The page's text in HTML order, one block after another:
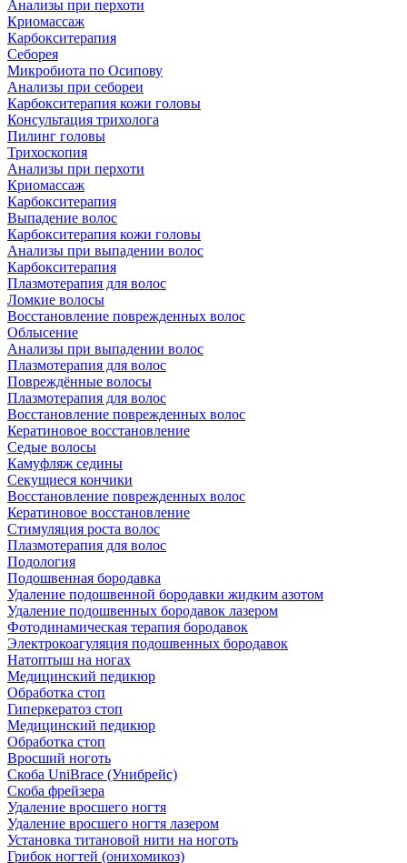
Анализы при перхоти
Криомассаж
Карбокситерапия
Себорея
Микробиота по Осипову
Анализы при себореи
Карбокситерапия кожи головы
Консультация трихолога
Пилинг головы
Трихоскопия
Анализы при перхоти
Криомассаж
Карбокситерапия
Выпадение волос
Карбокситерапия кожи головы
Анализы при выпадении волос
Карбокситерапия
Плазмотерапия для волос
Ломкие волосы
Восстановление поврежденных волос
Облысение
Анализы при выпадении волос
Плазмотерапия для волос
Повреждённые волосы
Плазмотерапия для волос
Восстановление поврежденных волос
Кератиновое восстановление
Седые волосы
Камуфляж седины
Секущиеся кончики
Восстановление поврежденных волос
Кератиновое восстановление
Стимуляция роста волос
Плазмотерапия для волос
Подология
Подошвенная бородавка
Удаление подошвенной бородавки жидким азотом
Удаление подошвенных бородавок лазером
Фотодинамическая терапия бородавок
Электрокоагуляция подошвенных бородавок
Натоптыш на ногах
Медицинский педикюр
Обработка стоп
Гиперкератоз стоп
Медицинский педикюр
Обработка стоп
Вросший ноготь
Скоба UniBrace (Унибрейс)
Скоба фрейзера
Удаление вросшего ногтя
Удаление вросшего ногтя лазером
Установка титановой нити на ноготь
Грибок ногтей (онихомикоз)